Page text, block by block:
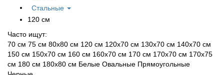
Стальные
120 см
Часто ищут:
70 см 75 см 80х80 см 120 см 120х70 см 130х70 см 140х70 см
150 см 150х70 см 160 см 160х70 см 170 см 170х70 см 170х75
см 180 см 180х80 см Белые Овальные Прямоугольные